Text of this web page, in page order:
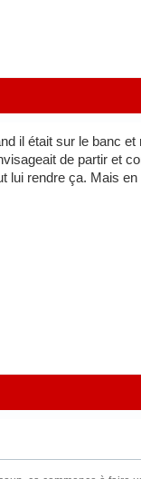
il était sur le banc
de partir et
lui rendre ça. Mais